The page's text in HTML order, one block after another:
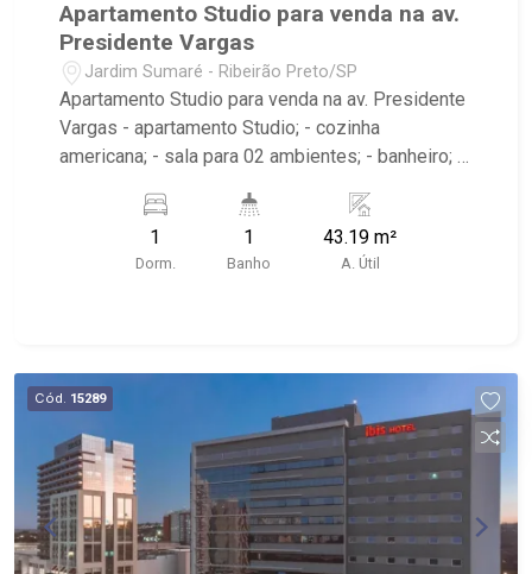
Apartamento Studio para venda na av.
Presidente Vargas
Jardim Sumaré - Ribeirão Preto/SP
Apartamento Studio para venda na av. Presidente
Vargas - apartamento Studio; - cozinha
americana; - sala para 02 ambientes; - banheiro; -
24hrs, elevador panorâmico, Piscina (Adulto /
Infantil), Sauna, Espaço Gourmet, Salão de Jogos,
lavanderia coletiva; - Localizado próximo a
Festas, Rumba Bar, Assaí Atacadista, Ribeirão
Shopping, Ribeirão Imóveis, Burger King, Folks
Pub Sertanejo, Cabaña Restaurante Argentino,
Padaria Panini, Una Gastronomia, Gran Steak, Alta
Brasa.
1
Dorm.
1
Banho
43.19 m²
A. Útil
Cód. 15289